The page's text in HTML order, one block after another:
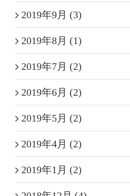
2019年9月 (3)
2019年8月 (1)
2019年7月 (2)
2019年6月 (2)
2019年5月 (2)
2019年4月 (2)
2019年1月 (2)